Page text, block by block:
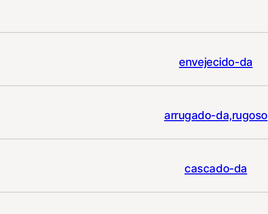
envejecido-da
arrugado-da,rugoso
cascado-da